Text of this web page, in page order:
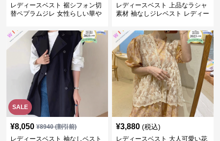
レディースベスト 裾シフォン切
替ペプラムジレ 女性らしい華や
レディースベスト 上品なラシャ
素材 袖なしジレベスト レディー
SALE
¥8,050 ¥8940(割引前)
レディースベスト 袖なしベスト
¥3,880 (税込)
レディースベスト 大人可愛い花